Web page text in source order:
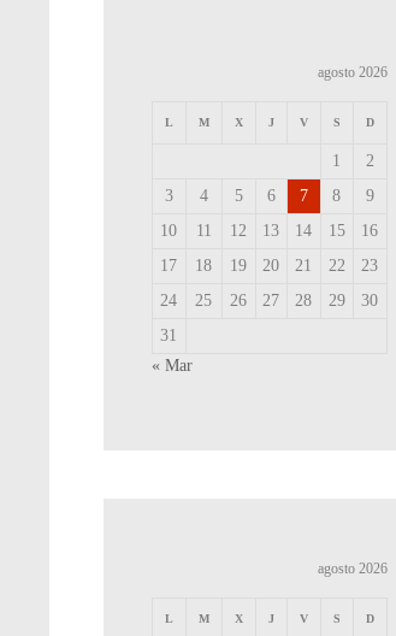
agosto 2026
L M X J V S D
1
2
3
4 5 6 7 8
9
10
11 12 13 14 15
16
17
18 19 20 21 22
23
24
25 26 27 28 29
30
31
« Mar
agosto 2026
L M X J V S D